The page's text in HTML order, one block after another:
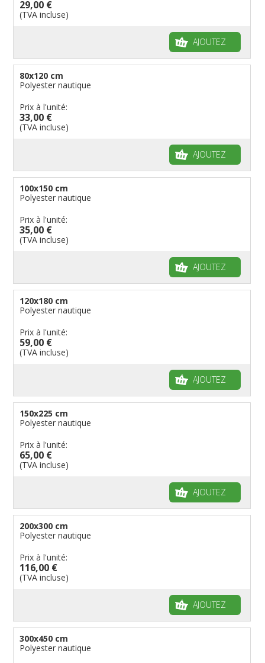
29,00 €
(TVA incluse)
AJOUTEZ
80x120 cm
Polyester nautique
Prix à l'unité:
33,00 €
(TVA incluse)
AJOUTEZ
100x150 cm
Polyester nautique
Prix à l'unité:
35,00 €
(TVA incluse)
AJOUTEZ
120x180 cm
Polyester nautique
Prix à l'unité:
59,00 €
(TVA incluse)
AJOUTEZ
150x225 cm
Polyester nautique
Prix à l'unité:
65,00 €
(TVA incluse)
AJOUTEZ
200x300 cm
Polyester nautique
Prix à l'unité:
116,00 €
(TVA incluse)
AJOUTEZ
300x450 cm
Polyester nautique